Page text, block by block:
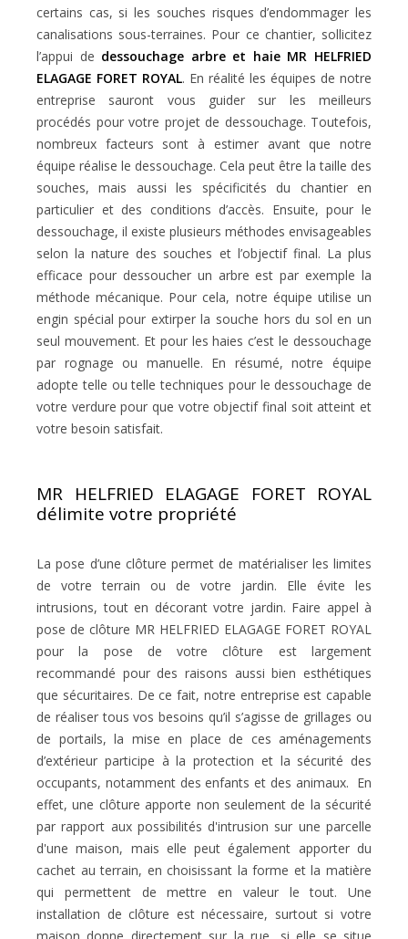
certains cas, si les souches risques d’endommager les
canalisations sous-terraines. Pour ce chantier, sollicitez
l’appui de dessouchage arbre et haie MR HELFRIED
ELAGAGE FORET ROYAL. En réalité les équipes de notre
entreprise sauront vous guider sur les meilleurs
procédés pour votre projet de dessouchage. Toutefois,
nombreux facteurs sont à estimer avant que notre
équipe réalise le dessouchage. Cela peut être la taille des
souches, mais aussi les spécificités du chantier en
particulier et des conditions d’accès. Ensuite, pour le
dessouchage, il existe plusieurs méthodes envisageables
selon la nature des souches et l’objectif final. La plus
efficace pour dessoucher un arbre est par exemple la
méthode mécanique. Pour cela, notre équipe utilise un
engin spécial pour extirper la souche hors du sol en un
seul mouvement. Et pour les haies c’est le dessouchage
par rognage ou manuelle. En résumé, notre équipe
adopte telle ou telle techniques pour le dessouchage de
votre verdure pour que votre objectif final soit atteint et
votre besoin satisfait.
MR HELFRIED ELAGAGE FORET ROYAL
délimite votre propriété
La pose d’une clôture permet de matérialiser les limites
de votre terrain ou de votre jardin. Elle évite les
intrusions, tout en décorant votre jardin. Faire appel à
pose de clôture MR HELFRIED ELAGAGE FORET ROYAL
pour la pose de votre clôture est largement
recommandé pour des raisons aussi bien esthétiques
que sécuritaires. De ce fait, notre entreprise est capable
de réaliser tous vos besoins qu’il s’agisse de grillages ou
de portails, la mise en place de ces aménagements
d’extérieur participe à la protection et la sécurité des
occupants, notamment des enfants et des animaux. En
effet, une clôture apporte non seulement de la sécurité
par rapport aux possibilités d'intrusion sur une parcelle
d'une maison, mais elle peut également apporter du
cachet au terrain, en choisissant la forme et la matière
qui permettent de mettre en valeur le tout. Une
installation de clôture est nécessaire, surtout si votre